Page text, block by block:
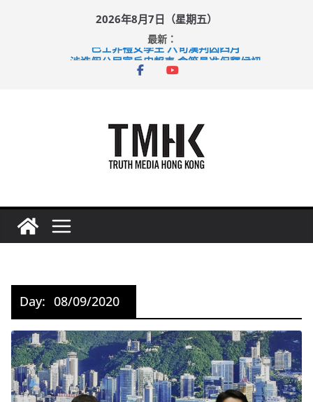
2026年8月7日（星期五）
最新：
巴士非禮女學生 六旬漢判囚四月
涉造假公屋富戶申報表 倉管員准保釋候訊
Day: 08/09/2020